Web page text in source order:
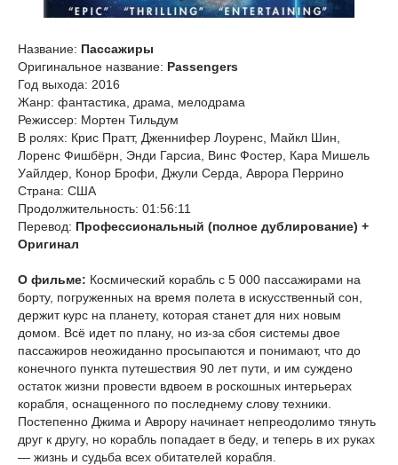
Название: Пассажиры
Оригинальное название: Passengers
Год выхода: 2016
Жанр: фантастика, драма, мелодрама
Режиссер: Мортен Тильдум
В ролях: Крис Пратт, Дженнифер Лоуренс, Майкл Шин,
Лоренс Фишбёрн, Энди Гарсиа, Винс Фостер, Кара Мишель
Уайлдер, Конор Брофи, Джули Серда, Аврора Перрино
Страна: США
Продолжительность: 01:56:11
Перевод: Профессиональный (полное дублирование) +
Оригинал
О фильме: Космический корабль с 5 000 пассажирами на
борту, погруженных на время полета в искусственный сон,
держит курс на планету, которая станет для них новым
домом. Всё идет по плану, но из-за сбоя системы двое
пассажиров неожиданно просыпаются и понимают, что до
конечного пункта путешествия 90 лет пути, и им суждено
остаток жизни провести вдвоем в роскошных интерьерах
корабля, оснащенного по последнему слову техники.
Постепенно Джима и Аврору начинает непреодолимо тянуть
друг к другу, но корабль попадает в беду, и теперь в их руках
— жизнь и судьба всех обитателей корабля.